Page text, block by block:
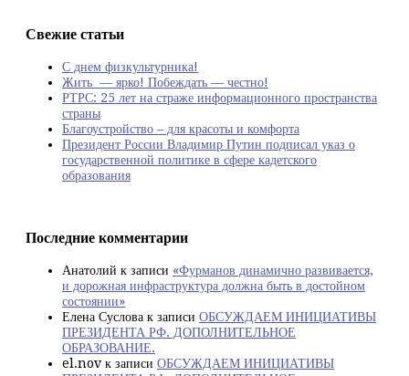
Свежие статьи
С днем физкультурника!
Жить — ярко! Побеждать — честно!
РТРС: 25 лет на страже информационного пространства
страны
Благоустройство – для красоты и комфорта
Президент России Владимир Путин подписал указ о
государственной политике в сфере кадетского
образования
Последние комментарии
Анатолий к записи «Фурманов динамично развивается,
и дорожная инфраструктура должна быть в достойном
состоянии»
Елена Суслова к записи ОБСУЖДАЕМ ИНИЦИАТИВЫ
ПРЕЗИДЕНТА РФ. ДОПОЛНИТЕЛЬНОЕ
ОБРАЗОВАНИЕ.
el.nov к записи ОБСУЖДАЕМ ИНИЦИАТИВЫ